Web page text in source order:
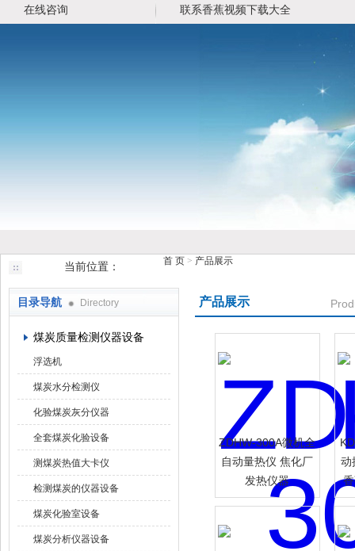
鹤壁市香蕉视频下载大全仪器仪表有限公司
在线咨询 联系香蕉视频下载大全
当前位置： 首 页 > 产品展示
目录导航 Directory
煤炭质量检测仪器设备
浮选机
煤炭水分检测仪
化验煤炭灰分仪器
全套煤炭化验设备
测煤炭热值大卡仪
检测煤炭的仪器设备
煤炭化验室设备
煤炭分析仪器设备
产品展示
ZDHW-300A微机全
自动量热仪 焦化厂
发热仪器
动